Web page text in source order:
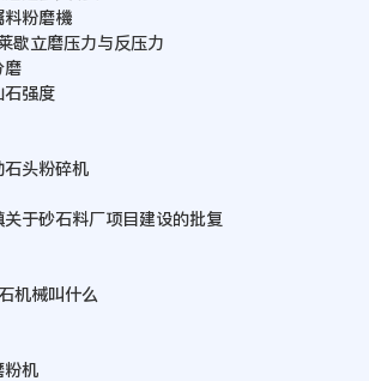
粉磨機
歇立磨压力与反压力
磨
石强度
头粉碎机
于砂石料厂项目建设的批复
机械叫什么
粉机